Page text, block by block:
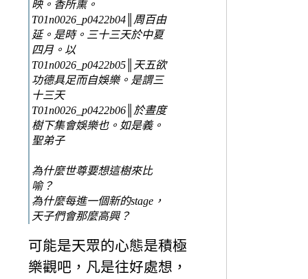
映。香所熏。
T01n0026_p0422b04║周百由
延。是時。三十三天於中夏
四月。以
T01n0026_p0422b05║天五欲
功德具足而自娛樂。是謂三
十三天
T01n0026_p0422b06║於晝度
樹下集會娛樂也。如是義。
聖弟子
為什麼世尊要想這樹來比
喻？
為什麼每進一個新的stage，
天子們會那麼高興？
可能是天眾的心態是積極
樂觀吧，凡是往好處想，